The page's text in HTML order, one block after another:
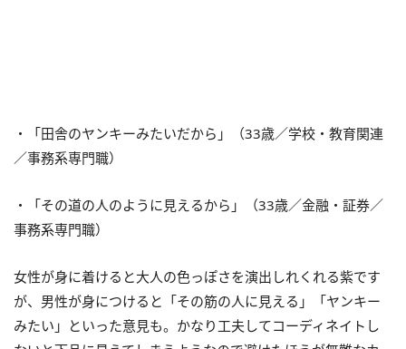
・「田舎のヤンキーみたいだから」（33歳／学校・教育関連
／事務系専門職）
・「その道の人のように見えるから」（33歳／金融・証券／
事務系専門職）
女性が身に着けると大人の色っぽさを演出しれくれる紫です
が、男性が身につけると「その筋の人に見える」「ヤンキー
みたい」といった意見も。かなり工夫してコーディネイトし